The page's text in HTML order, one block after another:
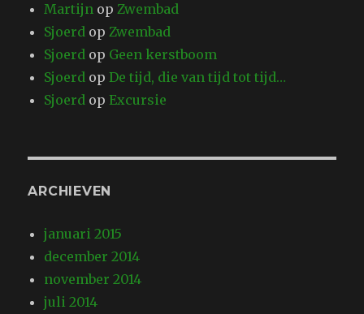
Martijn opZwembad
Sjoerd opZwembad
Sjoerd op Geen kerstboom
Sjoerd opDe tijd, die van tijd tot tijd…
Sjoerd opExcursie
ARCHIEVEN
januari 2015
december 2014
november 2014
juli 2014